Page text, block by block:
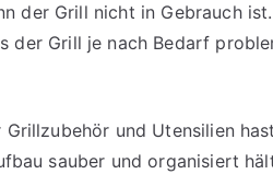
der Grill nicht in Gebrauch ist.
der Grill je nach Bedarf
und Utensilien
sauber und organisiert